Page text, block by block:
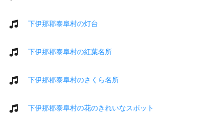
下伊那郡泰阜村の灯台
下伊那郡泰阜村の紅葉名所
下伊那郡泰阜村のさくら名所
下伊那郡泰阜村の花のきれいなスポット